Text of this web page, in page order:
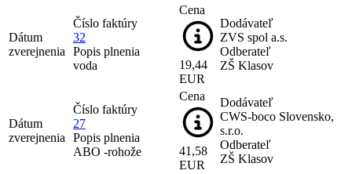
Dátum
zverejnenia
Číslo faktúry
32
Popis plnenia
voda
Cena
19,44
EUR
Dodávateľ
ZVS spol a.s.
Odberateľ
ZŠ Klasov
Dátum
zverejnenia
Číslo faktúry
27
Popis plnenia
ABO -rohože
Cena
41,58
EUR
Dodávateľ
CWS-boco Slovensko,
s.r.o.
Odberateľ
ZŠ Klasov